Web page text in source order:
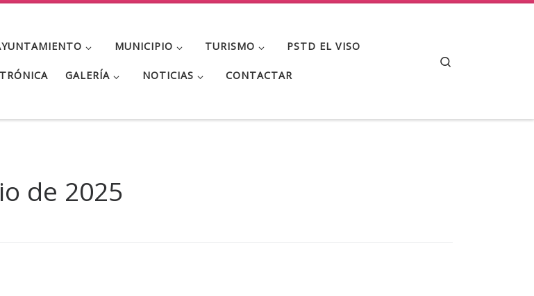
MUNICIPIO TURISMO PSTD EL VISO
GALERÍA NOTICIAS CONTACTAR
de 2025